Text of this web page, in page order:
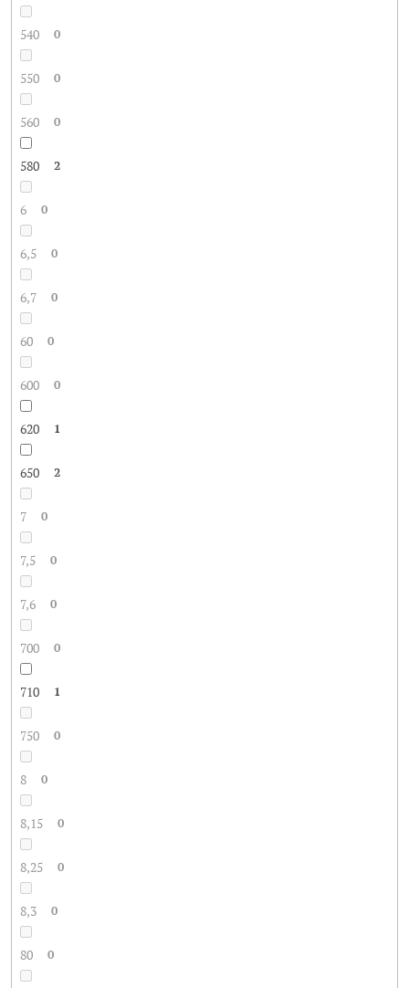
540 0
550 0
560 0
580 2
6 0
6,5 0
6,7 0
60 0
600 0
620 1
650 2
7 0
7,5 0
7,6 0
700 0
710 1
750 0
8 0
8,15 0
8,25 0
8,3 0
80 0